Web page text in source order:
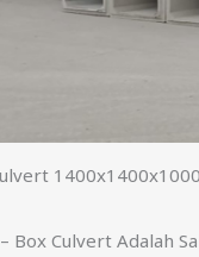
1400x1400x1000
Box Culvert Adalah